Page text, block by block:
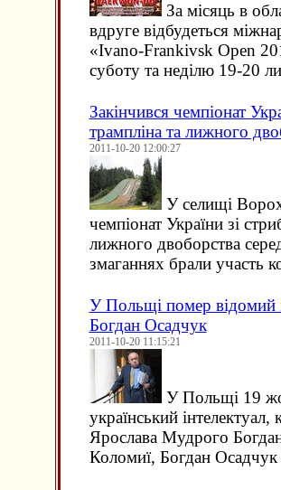
За місяць в
вдруге відбудеться
«Ivano-Frankivsk Open
суботу та неділю 19-20
Закінчився чемпіонат
трампліна та лижного
2011-10-20 12:00:27
У селищі
чемпіонат України зі
лижного двоборства
змаганнях брали участь
У Польщі помер відомий
Богдан Осадчук
2011-10-20 11:15:21
У Польщі 19
український
Ярослава Мудрого
Коломиї, Богдан